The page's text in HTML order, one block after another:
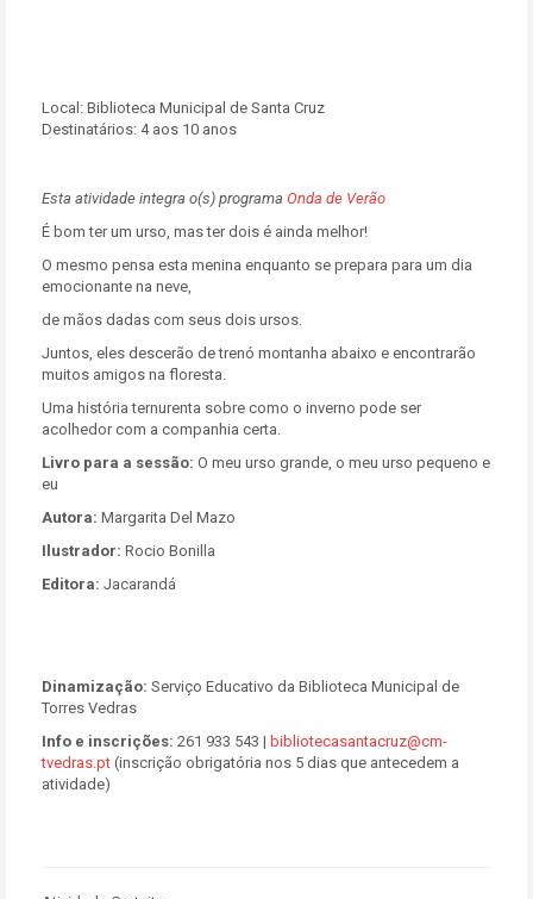
Local: Biblioteca Municipal de Santa Cruz
Destinatários: 4 aos 10 anos
Esta atividade integra o(s) programa Onda de Verão
É bom ter um urso, mas ter dois é ainda melhor!
O mesmo pensa esta menina enquanto se prepara para um dia
emocionante na neve,
de mãos dadas com seus dois ursos.
Juntos, eles descerão de trenó montanha abaixo e encontrarão
muitos amigos na floresta.
Uma história ternurenta sobre como o inverno pode ser
acolhedor com a companhia certa.
Livro para a sessão: O meu urso grande, o meu urso pequeno e
eu
Autora: Margarita Del Mazo
Ilustrador: Rocio Bonilla
Editora: Jacarandá
Dinamização: Serviço Educativo da Biblioteca Municipal de
Torres Vedras
Info e inscrições: 261 933 543 | bibliotecasantacruz@cm-
tvedras.pt (inscrição obrigatória nos 5 dias que antecedem a
atividade)